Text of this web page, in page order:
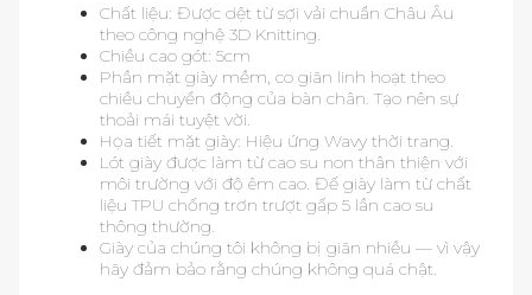
Chất liệu: Được dệt từ sợi vải chuẩn Châu Âu
theo công nghệ 3D Knitting.
Chiều cao gót: 5cm
Phần mặt giày mềm, co giãn linh hoạt theo
chiều chuyển động của bàn chân. Tạo nên sự
thoải mái tuyệt vời.
Họa tiết mặt giày: Hiệu ứng Wavy thời trang.
Lót giày được làm từ cao su non thân thiện với
môi trường với độ êm cao. Đế giày làm từ chất
liệu TPU chống trơn trượt gấp 5 lần cao su
thông thường.
Giày của chúng tôi không bị giãn nhiều — vì vậy
hãy đảm bảo rằng chúng không quá chật.